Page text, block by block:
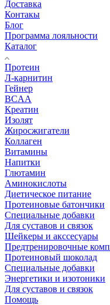
Доставка
Контакы
Блог
Программа лояльности
Каталог
Протеин
Л-карнитин
Гейнер
BCAA
Креатин
Изолят
Жиросжигатели
Коллаген
Витамины
Напитки
Глютамин
Аминокислоты
Диетическое питание
Протеиновые батончики
Специальные добавки
Для суставов и связок
Шейкеры и акссесуары
Предтренировочные
Протеиновый шоколад
Специальные добавки
Энергетики и изотоники
Для суставов и связок
Помощь